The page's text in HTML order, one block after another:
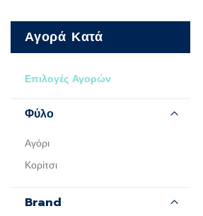
Αγορά Κατά
Επιλογές Αγορών
Φύλο
Αγόρι
Κορίτσι
Brand